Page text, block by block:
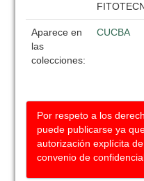
Aparece en
las
colecciones:
CUCBA
Por respeto a los
puede publicarse ya
autorización explícita
convenio de